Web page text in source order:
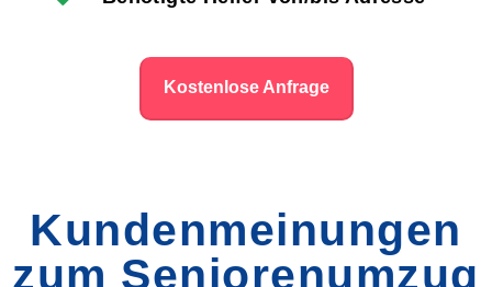
Kostenlose Anfrage
Kundenmeinungen
zum Seniorenumzug